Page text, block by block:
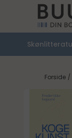
Forside /